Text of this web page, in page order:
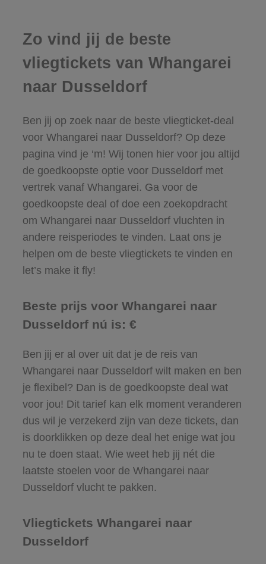
Zo vind jij de beste
vliegtickets van Whangarei
naar Dusseldorf
Ben jij op zoek naar de beste vliegticket-deal
voor Whangarei naar Dusseldorf? Op deze
pagina vind je ‘m! Wij tonen hier voor jou altijd
de goedkoopste optie voor Dusseldorf met
vertrek vanaf Whangarei. Ga voor de
goedkoopste deal of doe een zoekopdracht
om Whangarei naar Dusseldorf vluchten in
andere reisperiodes te vinden. Laat ons je
helpen om de beste vliegtickets te vinden en
let’s make it fly!
Beste prijs voor Whangarei naar
Dusseldorf nú is: €
Ben jij er al over uit dat je de reis van
Whangarei naar Dusseldorf wilt maken en ben
je flexibel? Dan is de goedkoopste deal wat
voor jou! Dit tarief kan elk moment veranderen
dus wil je verzekerd zijn van deze tickets, dan
is doorklikken op deze deal het enige wat jou
nu te doen staat. Wie weet heb jij nét die
laatste stoelen voor de Whangarei naar
Dusseldorf vlucht te pakken.
Vliegtickets Whangarei naar
Dusseldorf